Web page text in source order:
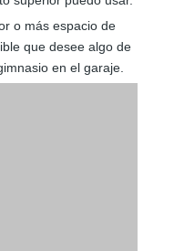
o más espacio de
que desee algo de
en el garaje.